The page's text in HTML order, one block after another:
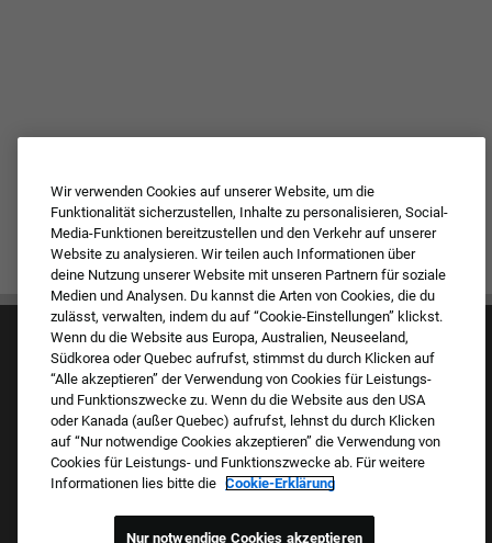
Kultur & Werte
Unsere Marken
Unternehmen
FAQ – Häufig gestellte Fragen
Wir verwenden Cookies auf unserer Website, um die
Funktionalität sicherzustellen, Inhalte zu personalisieren, Social-
Media-Funktionen bereitzustellen und den Verkehr auf unserer
Website zu analysieren. Wir teilen auch Informationen über
deine Nutzung unserer Website mit unseren Partnern für soziale
Medien und Analysen. Du kannst die Arten von Cookies, die du
zulässt, verwalten, indem du auf “Cookie-Einstellungen” klickst.
Wenn du die Website aus Europa, Australien, Neuseeland,
Südkorea oder Quebec aufrufst, stimmst du durch Klicken auf
“Alle akzeptieren” der Verwendung von Cookies für Leistungs-
und Funktionszwecke zu. Wenn du die Website aus den USA
oder Kanada (außer Quebec) aufrufst, lehnst du durch Klicken
auf “Nur notwendige Cookies akzeptieren” die Verwendung von
Cookies für Leistungs- und Funktionszwecke ab. Für weitere
Informationen lies bitte die Cookie-Erklärung
Nur notwendige Cookies akzeptieren